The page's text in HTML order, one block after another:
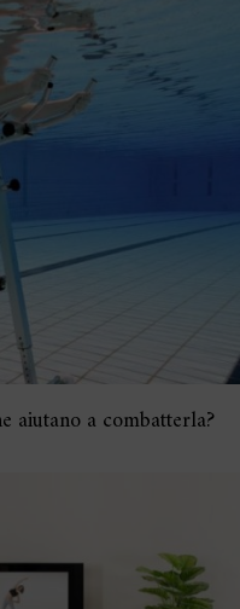
aiutano a combatterla?